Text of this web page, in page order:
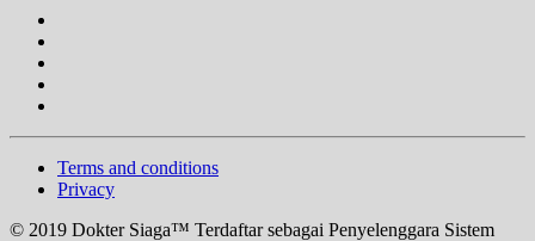
Terms and conditions
Privacy
© 2019 Dokter Siaga™ Terdaftar sebagai Penyelenggara Sistem